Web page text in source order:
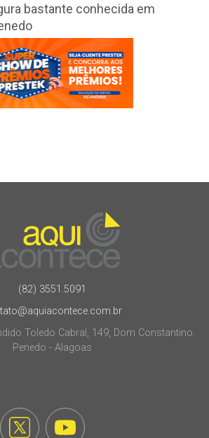
bastante conhecida em
(82) 3551.5091
Toledo Cabral, 149, Dom Constantino.
Penedo - Alagoas